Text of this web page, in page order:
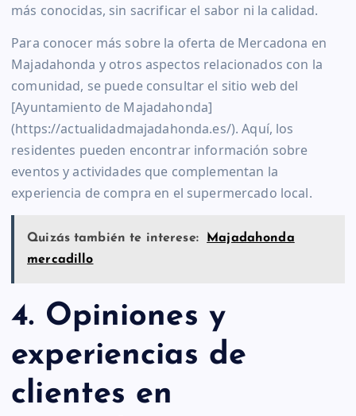
más conocidas, sin sacrificar el sabor ni la calidad.
Para conocer más sobre la oferta de Mercadona en
Majadahonda y otros aspectos relacionados con la
comunidad, se puede consultar el sitio web del
[Ayuntamiento de Majadahonda]
(https://actualidadmajadahonda.es/). Aquí, los
residentes pueden encontrar información sobre
eventos y actividades que complementan la
experiencia de compra en el supermercado local.
Quizás también te interese:
Majadahonda
mercadillo
4. Opiniones y
experiencias de
clientes en